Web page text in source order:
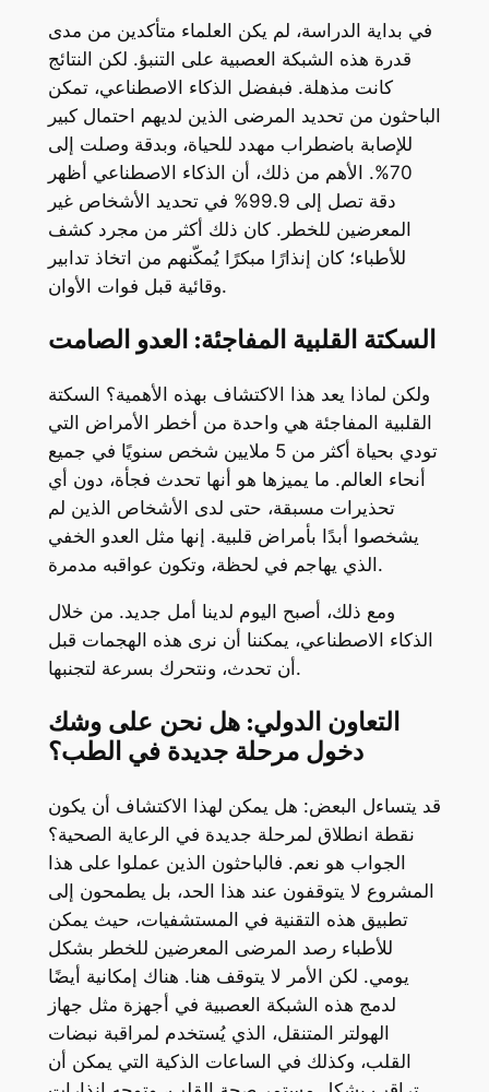
في بداية الدراسة، لم يكن العلماء متأكدين من مدى
قدرة هذه الشبكة العصبية على التنبؤ. لكن النتائج
كانت مذهلة. فبفضل الذكاء الاصطناعي، تمكن
الباحثون من تحديد المرضى الذين لديهم احتمال كبير
للإصابة باضطراب مهدد للحياة، وبدقة وصلت إلى
70%. الأهم من ذلك، أن الذكاء الاصطناعي أظهر
دقة تصل إلى 99.9% في تحديد الأشخاص غير
المعرضين للخطر. كان ذلك أكثر من مجرد كشف
للأطباء؛ كان إنذارًا مبكرًا يُمكّنهم من اتخاذ تدابير
وقائية قبل فوات الأوان.
السكتة القلبية المفاجئة: العدو الصامت
ولكن لماذا يعد هذا الاكتشاف بهذه الأهمية؟ السكتة
القلبية المفاجئة هي واحدة من أخطر الأمراض التي
تودي بحياة أكثر من 5 ملايين شخص سنويًا في جميع
أنحاء العالم. ما يميزها هو أنها تحدث فجأة، دون أي
تحذيرات مسبقة، حتى لدى الأشخاص الذين لم
يشخصوا أبدًا بأمراض قلبية. إنها مثل العدو الخفي
الذي يهاجم في لحظة، وتكون عواقبه مدمرة.
ومع ذلك، أصبح اليوم لدينا أمل جديد. من خلال
الذكاء الاصطناعي، يمكننا أن نرى هذه الهجمات قبل
أن تحدث، ونتحرك بسرعة لتجنبها.
التعاون الدولي: هل نحن على وشك
دخول مرحلة جديدة في الطب؟
قد يتساءل البعض: هل يمكن لهذا الاكتشاف أن يكون
نقطة انطلاق لمرحلة جديدة في الرعاية الصحية؟
الجواب هو نعم. فالباحثون الذين عملوا على هذا
المشروع لا يتوقفون عند هذا الحد، بل يطمحون إلى
تطبيق هذه التقنية في المستشفيات، حيث يمكن
للأطباء رصد المرضى المعرضين للخطر بشكل
يومي. لكن الأمر لا يتوقف هنا. هناك إمكانية أيضًا
لدمج هذه الشبكة العصبية في أجهزة مثل جهاز
الهولتر المتنقل، الذي يُستخدم لمراقبة نبضات
القلب، وكذلك في الساعات الذكية التي يمكن أن